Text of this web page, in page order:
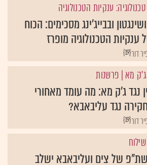
טכנולוגיה: ענקיות הטכנולוגיה
ובבייג’ינג מסכימים: הכוח
ענקיות הטכנולוגיה מופרז
{19}דור
ג'ק מא | פרשנות
נגד ג'ק מא: מה עומד מאחורי
נגד עליבאבא?
{19}דור
שילוח
של צים ועליבאבא ישלב